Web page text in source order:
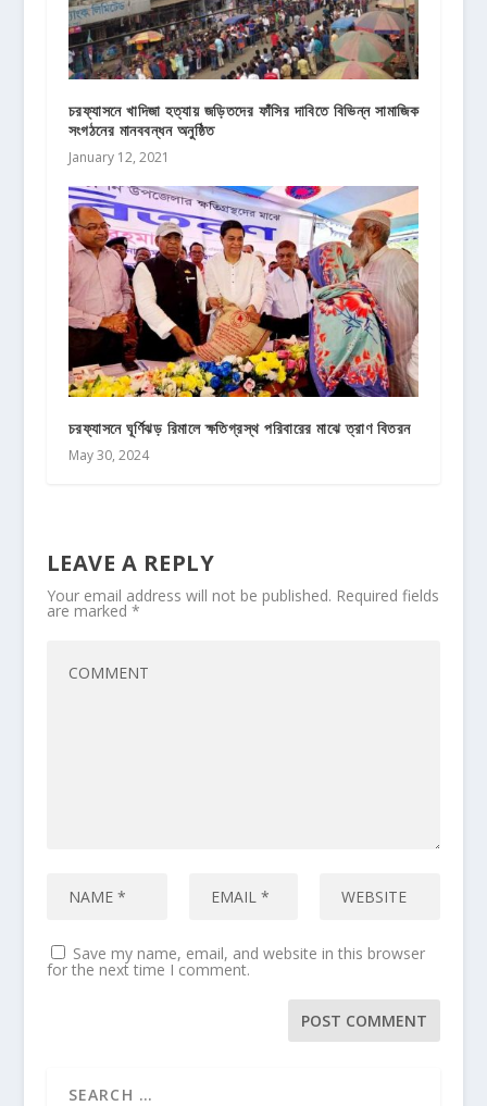
চরফ্যাসনে খাদিজা হত্যায় জড়িতদের ফাঁসির দাবিতে বিভিন্ন সামাজিক
সংগঠনের মানববন্ধন অনুষ্ঠিত
January 12, 2021
চরফ্যাসনে ঘূর্ণিঝড় রিমালে ক্ষতিগ্রস্থ পরিবারের মাঝে ত্রাণ বিতরন
May 30, 2024
LEAVE A REPLY
Your email address will not be published. Required fields
are marked *
Save my name, email, and website in this browser
for the next time I comment.